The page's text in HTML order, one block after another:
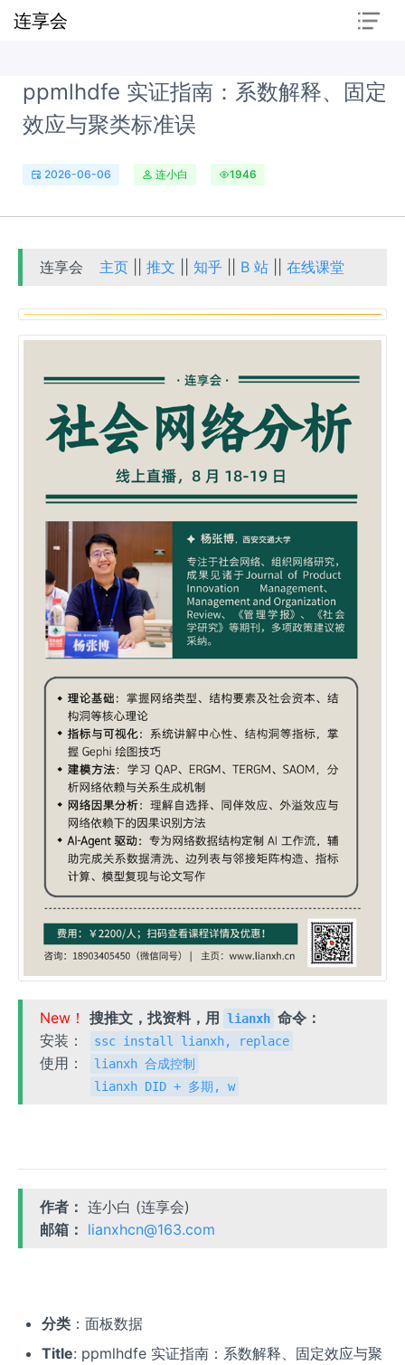
连享会
ppmlhdfe 实证指南：系数解释、固定
效应与聚类标准误
2026-06-06 连小白 1946
连享会 主页 ||推文 ||知乎 B 站 ||在线课堂
New！ 搜推文，找资料，用 lianxh 命令：
安装：
ssc install lianxh, replace
使用：
lianxh 合成控制
lianxh DID + 多期, w
作者： 连小白 (连享会)
邮箱： lianxhcn@163.com
分类：面板数据
Title: ppmlhdfe 实证指南：系数解释、固定效应与聚